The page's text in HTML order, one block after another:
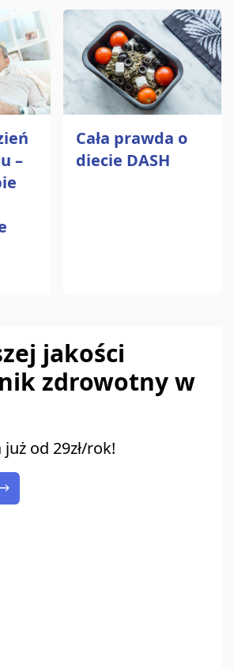
–
Cała prawda o
diecie DASH
jakości
zdrowotny w
od 29zł/rok!